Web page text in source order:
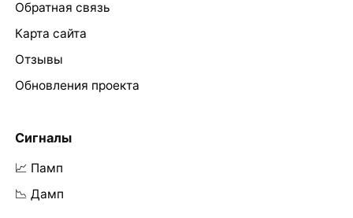
Обратная связь
Карта сайта
Отзывы
Обновления проекта
Сигналы
📈 Памп
📉 Дамп